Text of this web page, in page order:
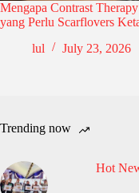
Mengapa Contrast
yang Perlu Scarflovers
lul
July 23, 2026
Trending now
Hot